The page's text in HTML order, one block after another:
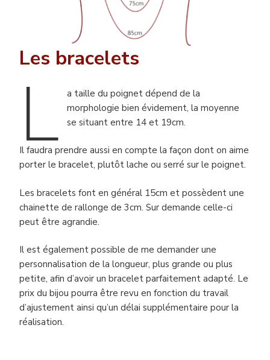
Les bracelets
L
a taille du poignet dépend de la
morphologie bien évidement, la moyenne
se situant entre 14 et 19cm.
Il faudra prendre aussi en compte la façon dont on aime
porter le bracelet, plutôt lache ou serré sur le poignet.
Les bracelets font en général 15cm et possèdent une
chainette de rallonge de 3cm. Sur demande celle-ci
peut être agrandie.
Il est également possible de me demander une
personnalisation de la longueur, plus grande ou plus
petite, afin d’avoir un bracelet parfaitement adapté. Le
prix du bijou pourra être revu en fonction du travail
d’ajustement ainsi qu’un délai supplémentaire pour la
réalisation.